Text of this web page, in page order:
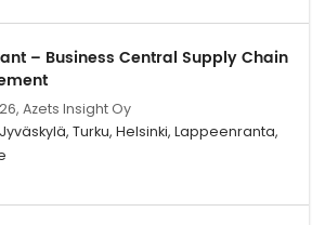
– Business Central Supply Chain
Azets Insight Oy
Turku, Helsinki, Lappeenranta,